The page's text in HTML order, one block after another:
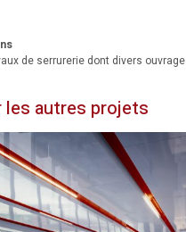
de serrurerie dont divers
autres projets